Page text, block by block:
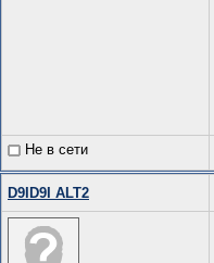
Не в сети
D9ID9I ALT2